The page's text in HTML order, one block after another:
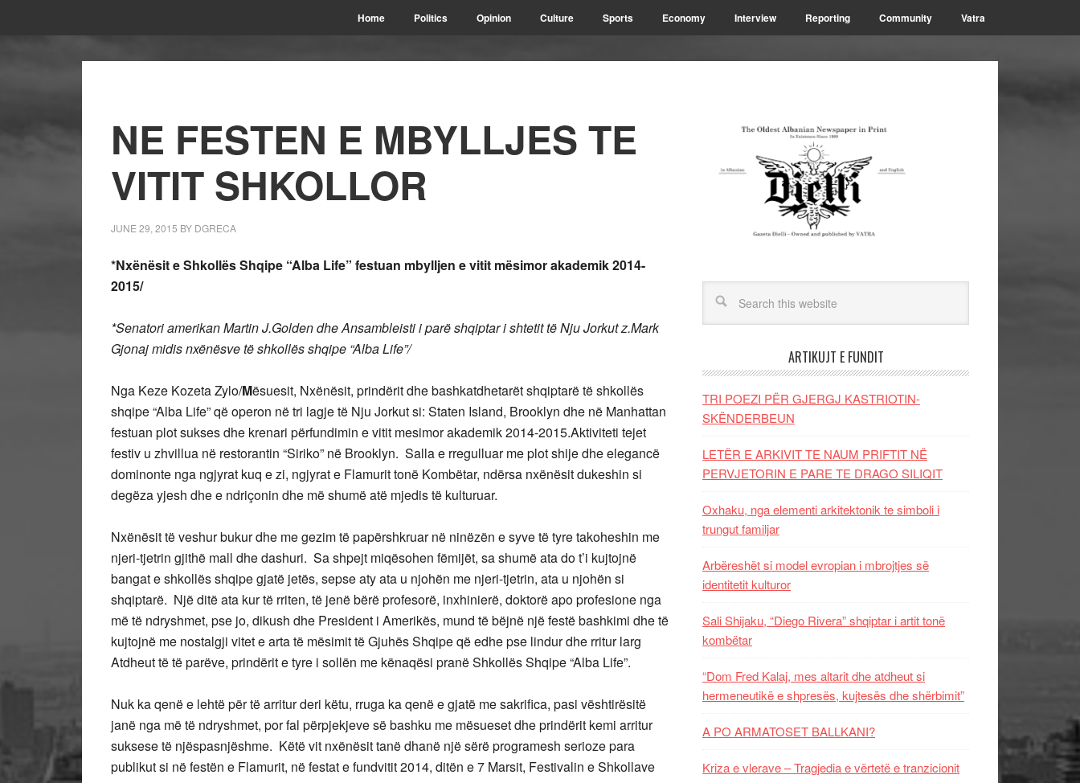
Home Politics Opinion Culture Sports Economy Interview Reporting Community Vatra
NE FESTEN E MBYLLJES TE
VITIT SHKOLLOR
JUNE 29, 2015 BY DGRECA
*Nxënësit e Shkollës Shqipe “Alba Life” festuan mbylljen e vitit mësimor akademik 2014-
2015/
*Senatori amerikan Martin J.Golden dhe Ansambleisti i parë shqiptar i shtetit të Nju Jorkut z.Mark
Gjonaj midis nxënësve të shkollës shqipe “Alba Life”/
Nga Keze Kozeta Zylo/Mësuesit, Nxënësit, prindërit dhe bashkatdhetarët shqiptarë të shkollës
shqipe “Alba Life” që operon në tri lagje të Nju Jorkut si: Staten Island, Brooklyn dhe në Manhattan
festuan plot sukses dhe krenari përfundimin e vitit mesimor akademik 2014-2015.Aktiviteti tejet
festiv u zhvillua në restorantin “Siriko” në Brooklyn. Salla e rregulluar me plot shije dhe elegancë
dominonte nga ngjyrat kuq e zi, ngjyrat e Flamurit tonë Kombëtar, ndërsa nxënësit dukeshin si
degëza yjesh dhe e ndriçonin dhe më shumë atë mjedis të kulturuar.
Nxënësit të veshur bukur dhe me gezim të papërshkruar në ninëzën e syve të tyre takoheshin me
njeri-tjetrin gjithë mall dhe dashuri. Sa shpejt miqësohen fëmijët, sa shumë ata do t’i kujtojnë
bangat e shkollës shqipe gjatë jetës, sepse aty ata u njohën me njeri-tjetrin, ata u njohën si
shqiptarë. Një ditë ata kur të rriten, të jenë bërë profesorë, inxhinierë, doktorë apo profesione nga
më të ndryshmet, pse jo, dikush dhe President i Amerikës, mund të bëjnë një festë bashkimi dhe të
kujtojnë me nostalgji vitet e arta të mësimit të Gjuhës Shqipe që edhe pse lindur dhe rritur larg
Atdheut të të parëve, prindërit e tyre i sollën me kënaqësi pranë Shkollës Shqipe “Alba Life”.
Nuk ka qenë e lehtë për të arritur deri këtu, rruga ka qenë e gjatë me sakrifica, pasi vështirësitë
janë nga më të ndryshmet, por fal përpjekjeve së bashku me mësueset dhe prindërit kemi arritur
suksese të njëspasnjëshme. Këtë vit nxënësit tanë dhanë një sërë programesh serioze para
publikut si në festën e Flamurit, në festat e fundvitit 2014, ditën e 7 Marsit, Festivalin e Shkollave
ARTIKUJT E FUNDIT
TRI POEZI PËR GJERGJ KASTRIOTIN-
SKËNDERBEUN
LETËR E ARKIVIT TE NAUM PRIFTIT NË
PERVJETORIN E PARE TE DRAGO SILIQIT
Oxhaku, nga elementi arkitektonik te simboli i
trungut familjar
Arbëreshët si model evropian i mbrojtjes së
identitetit kulturor
Sali Shijaku, “Diego Rivera” shqiptar i artit tonë
kombëtar
“Dom Fred Kalaj, mes altarit dhe atdheut si
hermeneutikë e shpresës, kujtesës dhe shërbimit”
A PO ARMATOSET BALLKANI?
Kriza e vlerave – Tragjedia e vërtetë e tranzicionit